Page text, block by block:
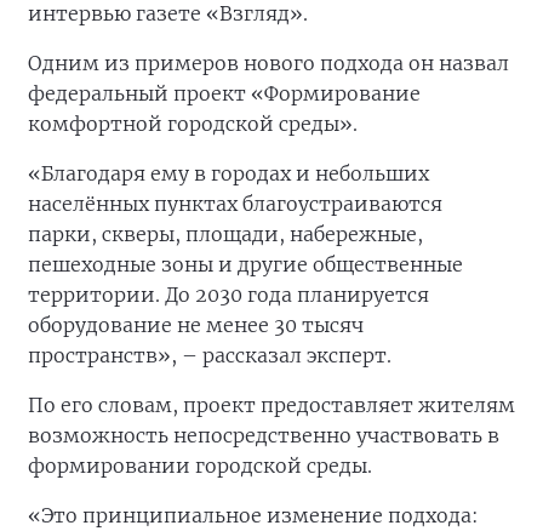
интервью газете «Взгляд».
Одним из примеров нового подхода он назвал
федеральный проект «Формирование
комфортной городской среды».
«Благодаря ему в городах и небольших
населённых пунктах благоустраиваются
парки, скверы, площади, набережные,
пешеходные зоны и другие общественные
территории. До 2030 года планируется
оборудование не менее 30 тысяч
пространств», – рассказал эксперт.
По его словам, проект предоставляет жителям
возможность непосредственно участвовать в
формировании городской среды.
«Это принципиальное изменение подхода: